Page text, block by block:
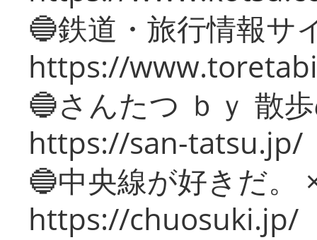
🔵鉄道・旅行情報サ
https://
🔵さんたつ ｂｙ 散
https://san-tatsu.jp/
🔵中央線が好きだ。
https://chuosuki.jp/